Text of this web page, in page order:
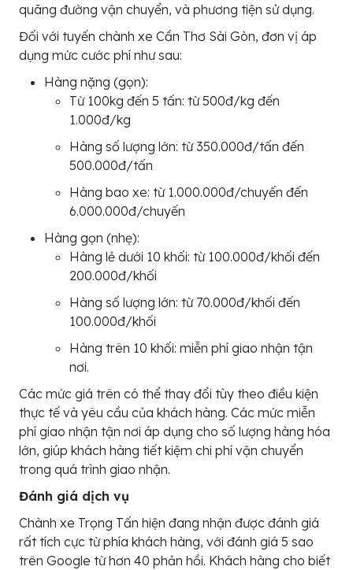
quãng đường vận chuyển, và phương tiện sử dụng.
Đối với tuyến chành xe Cần Thơ Sài Gòn, đơn vị áp
dụng mức cước phí như sau:
Hàng nặng (gọn):
Từ 100kg đến 5 tấn: từ 500đ/kg đến
1.000đ/kg
Hàng số lượng lớn: từ 350.000đ/tấn đến
500.000đ/tấn
Hàng bao xe: từ 1.000.000đ/chuyến đến
6.000.000đ/chuyến
Hàng gọn (nhẹ):
Hàng lẻ dưới 10 khối: từ 100.000đ/khối đến
200.000đ/khối
Hàng số lượng lớn: từ 70.000đ/khối đến
100.000đ/khối
Hàng trên 10 khối: miễn phí giao nhận tận
nơi.
Các mức giá trên có thể thay đổi tùy theo điều kiện
thực tế và yêu cầu của khách hàng. Các mức miễn
phí giao nhận tận nơi áp dụng cho số lượng hàng hóa
lớn, giúp khách hàng tiết kiệm chi phí vận chuyển
trong quá trình giao nhận.
Đánh giá dịch vụ
Chành xe Trọng Tấn hiện đang nhận được đánh giá
rất tích cực từ phía khách hàng, với đánh giá 5 sao
trên Google từ hơn 40 phản hồi. Khách hàng cho biết